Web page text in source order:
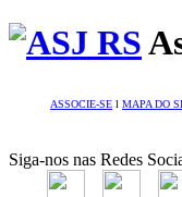
ASSOCIE-SE l MAPA DO
Siga-nos nas Redes